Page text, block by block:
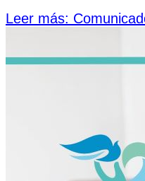
Leer más: